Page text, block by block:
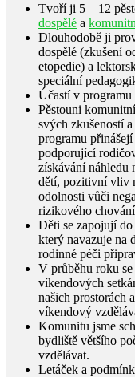
Tvoří ji 5 – 12
dospělé a
Dlouhodobě ji
dospělé (zkušení
etopedie) a
speciální
Účastí v
Pěstouni
svých zkušeností
programu
podporující
získávání náhledu
dětí, pozitivní vliv
odolnosti vůči
rizikového
Děti se zapojují
který navazuje na
rodinné péči
V průběhu roku
víkendových
našich prostorách
víkendový
Komunitu jsme
bydliště většího
vzdělávat.
Letáček a